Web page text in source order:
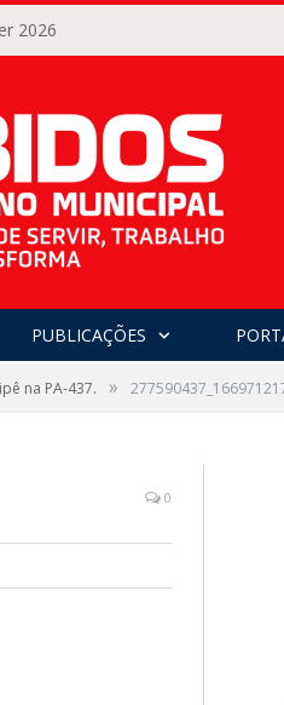
2026
PUBLICAÇÕES
na PA-437. »
0